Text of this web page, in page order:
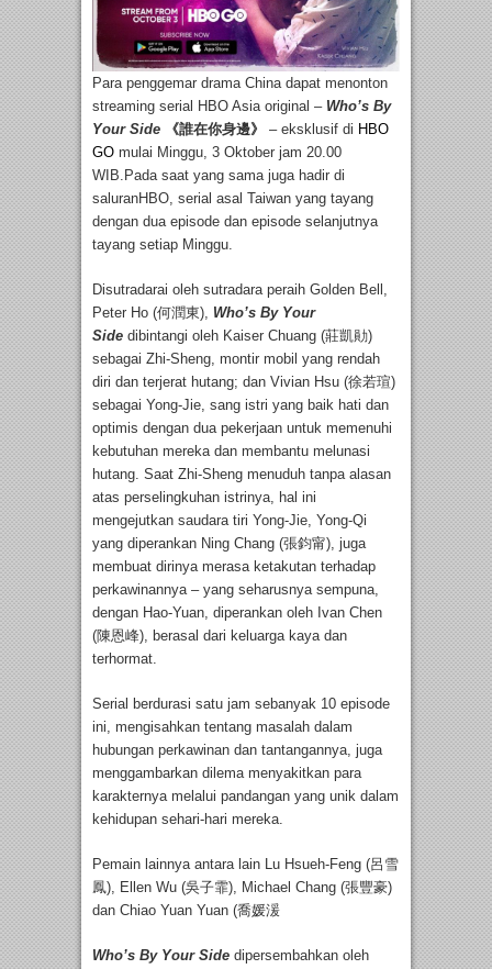
Para penggemar drama China dapat menonton
streaming serial HBO Asia original – Who’s By
Your Side
《誰在你身邊》 – eksklusif di HBO
GO mulai Minggu, 3 Oktober jam 20.00
WIB.Pada saat yang sama juga hadir di
saluranHBO, serial asal Taiwan yang tayang
dengan dua episode dan episode selanjutnya
tayang setiap Minggu.
Disutradarai oleh sutradara peraih Golden Bell,
Peter Ho (何潤東), Who’s By Your
Side dibintangi oleh Kaiser Chuang (莊凱勛)
sebagai Zhi-Sheng, montir mobil yang rendah
diri dan terjerat hutang; dan Vivian Hsu (徐若瑄)
sebagai Yong-Jie, sang istri yang baik hati dan
optimis dengan dua pekerjaan untuk memenuhi
kebutuhan mereka dan membantu melunasi
hutang. Saat Zhi-Sheng menuduh tanpa alasan
atas perselingkuhan istrinya, hal ini
mengejutkan saudara tiri Yong-Jie, Yong-Qi
yang diperankan Ning Chang (張鈞甯), juga
membuat dirinya merasa ketakutan terhadap
perkawinannya – yang seharusnya sempuna,
dengan Hao-Yuan, diperankan oleh Ivan Chen
(陳恩峰), berasal dari keluarga kaya dan
terhormat.
Serial berdurasi satu jam sebanyak 10 episode
ini, mengisahkan tentang masalah dalam
hubungan perkawinan dan tantangannya, juga
menggambarkan dilema menyakitkan para
karakternya melalui pandangan yang unik dalam
kehidupan sehari-hari mereka.
Pemain lainnya antara lain Lu Hsueh-Feng (呂雪
鳳), Ellen Wu (吳子霏), Michael Chang (張豐豪)
dan Chiao Yuan Yuan (喬媛湲
Who’s By Your Side dipersembahkan oleh